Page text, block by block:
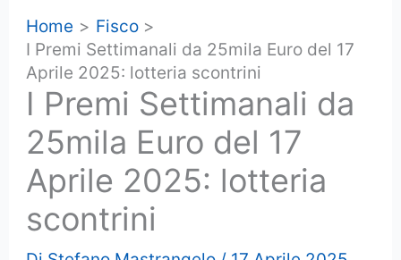
Home
Fisco
I Premi Settimanali da 25mila Euro del 17
Aprile 2025: lotteria scontrini
I Premi Settimanali da
25mila Euro del 17
Aprile 2025: lotteria
scontrini